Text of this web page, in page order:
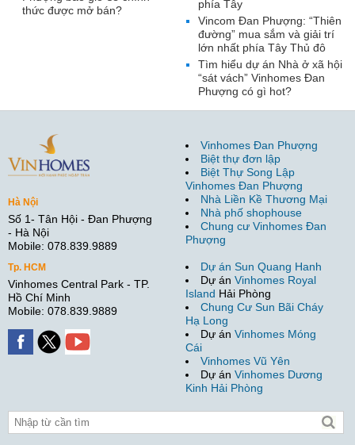
phía Tây
Vincom Đan Phượng: “Thiên
đường” mua sắm và giải trí
lớn nhất phía Tây Thủ đô
Tìm hiểu dự án Nhà ở xã hội
“sát vách” Vinhomes Đan
Phượng có gì hot?
thức được mở bán?
Hà Nội
Số 1- Tân Hội - Đan Phượng
- Hà Nội
Mobile: 078.839.9889
Tp. HCM
Vinhomes Central Park - TP.
Hồ Chí Minh
Mobile: 078.839.9889
Vinhomes Đan Phượng
Biệt thự đơn lập
Biệt Thự Song Lập
Vinhomes Đan Phượng
Nhà Liền Kề Thương Mại
Nhà phố shophouse
Chung cư Vinhomes Đan
Phượng
Dự án Sun Quang Hanh
Dự án Vinhomes Royal
Island Hải Phòng
Chung Cư Sun Bãi Cháy
Hạ Long
Dự án Vinhomes Móng
Cái
Vinhomes Vũ Yên
Dự án Vinhomes Dương
Kinh Hải Phòng